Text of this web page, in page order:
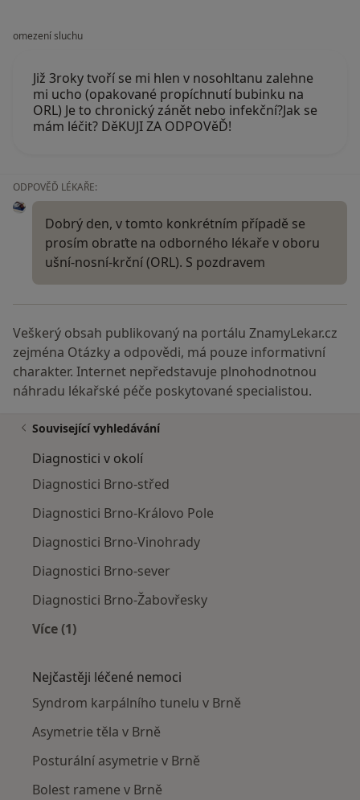
omezení sluchu
Již 3roky tvoří se mi hlen v nosohltanu zalehne
mi ucho (opakované propíchnutí bubinku na
ORL) Je to chronický zánět nebo infekční?Jak se
mám léčit? DěKUJI ZA ODPOVěĎ!
ODPOVĚĎ LÉKAŘE:
Dobrý den, v tomto konkrétním případě se
prosím obraťte na odborného lékaře v oboru
ušní-nosní-krční (ORL). S pozdravem
Veškerý obsah publikovaný na portálu ZnamyLekar.cz
zejména Otázky a odpovědi, má pouze informativní
charakter. Internet nepředstavuje plnohodnotnou
náhradu lékařské péče poskytované specialistou.
Související vyhledávání
Diagnostici v okolí
Diagnostici Brno-střed
Diagnostici Brno-Královo Pole
Diagnostici Brno-Vinohrady
Diagnostici Brno-sever
Diagnostici Brno-Žabovřesky
Více (1)
Nejčastěji léčené nemoci
Syndrom karpálního tunelu v Brně
Asymetrie těla v Brně
Posturální asymetrie v Brně
Bolest ramene v Brně